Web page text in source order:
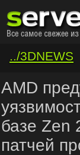
../3DNEWS
/VAR/
AMD
базе Zen
патчей